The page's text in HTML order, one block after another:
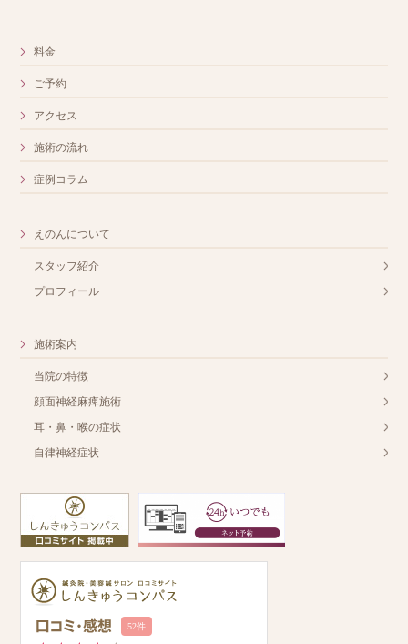
料金
ご予約
アクセス
施術の流れ
症例コラム
えのんについて
スタッフ紹介
プロフィール
施術案内
当院の特徴
顔面神経麻痺施術
耳・鼻・喉の症状
自律神経症状